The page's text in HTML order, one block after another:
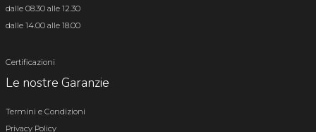
dalle 08.30 alle 12.30
dalle 14.00 alle 18.00
Certificazioni
Le nostre Garanzie
Termini e Condizioni
Privacy Policy